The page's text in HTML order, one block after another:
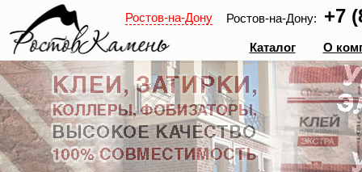
Ростов-на-Дону Ростов-на-Дону: +7
Каталог О